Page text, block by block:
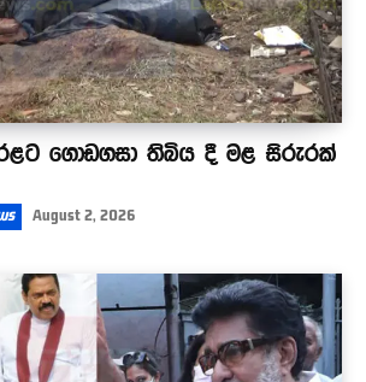
ගොඩගසා තිබිය දී මළ සිරුරක්
August 2, 2026